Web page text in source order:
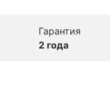
Гарантия
2 года